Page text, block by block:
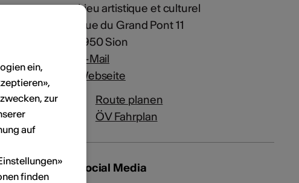
Lieu artistique et culturel
Rue du Grand Pont 11
1950 Sion
E-Mail
Webseite
Route planen
ÖV Fahrplan
Social Media
ein,
zur
auf
finden